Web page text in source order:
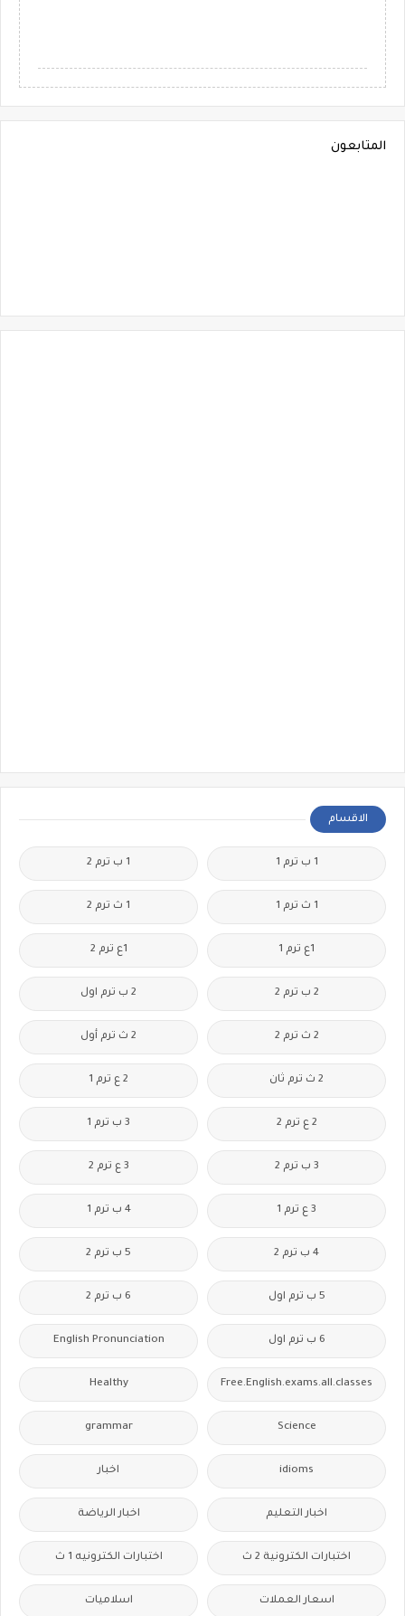
المتابعون
الاقسام
1 ب ترم 1 1 ب ترم 2
1 ث ترم 1 1 ث ترم 2
1ع ترم 1 1ع ترم 2
2 ب ترم 2 2 ب ترم اول
2 ث ترم 2 2 ث ترم أول
2 ث ترم ثان 2 ع ترم 1
2 ع ترم 2 3 ب ترم 1
3 ب ترم 2 3 ع ترم 2
3 ع ترم 1 4 ب ترم 1
4 ب ترم 2 5 ب ترم 2
5 ب ترم اول 6 ب ترم 2
6 ب ترم اول English Pronunciation
Free.English.exams.all.classes
Healthy
Science
grammar
idioms اخبار
اخبار التعليم اخبار الرياضة
اختبارات الكترونية 2 ث اختبارات الكترونيه 1 ث
اسعار العملات اسلاميات